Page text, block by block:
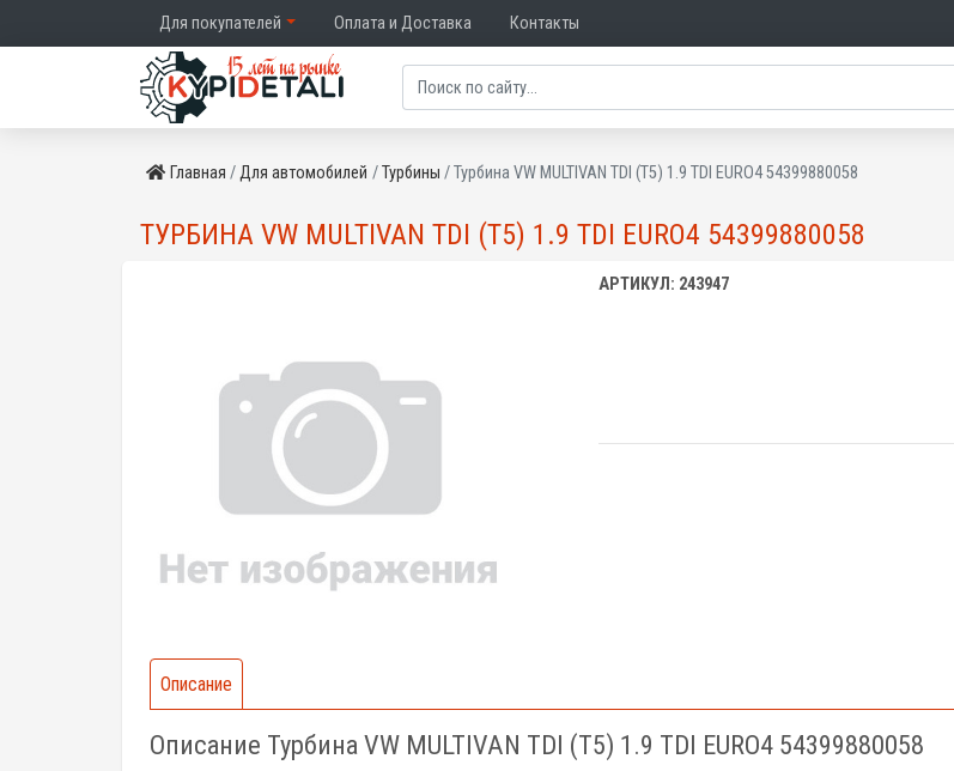
Для покупателей Оплата и Доставка Контакты
Главная Для автомобилей Турбины Турбина VW MULTIVAN TDI (T5) 1.9 TDI EURO4 54399880058
ТУРБИНА VW MULTIVAN TDI (T5) 1.9 TDI EURO4 54399880058
АРТИКУЛ: 243947
Описание
Описание Турбина VW MULTIVAN TDI (T5) 1.9 TDI EURO4 54399880058